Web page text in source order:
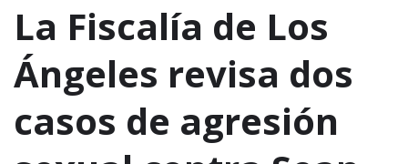
La Fiscalía de Los
Ángeles revisa dos
casos de agresión